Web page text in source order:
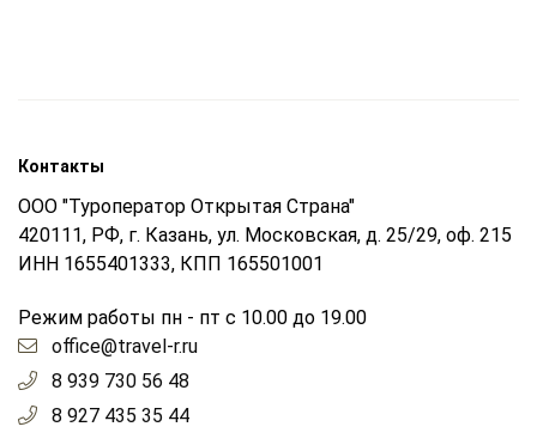
Контакты
ООО "Туроператор Открытая Страна"
420111, РФ, г. Казань, ул. Московская, д. 25/29, оф. 215
ИНН 1655401333, КПП 165501001
Режим работы пн - пт с 10.00 до 19.00
office@travel-r.ru
8 939 730 56 48
8 927 435 35 44